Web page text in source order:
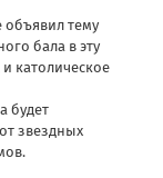
объявил тему
бала в эту
католическое
будет
звездных